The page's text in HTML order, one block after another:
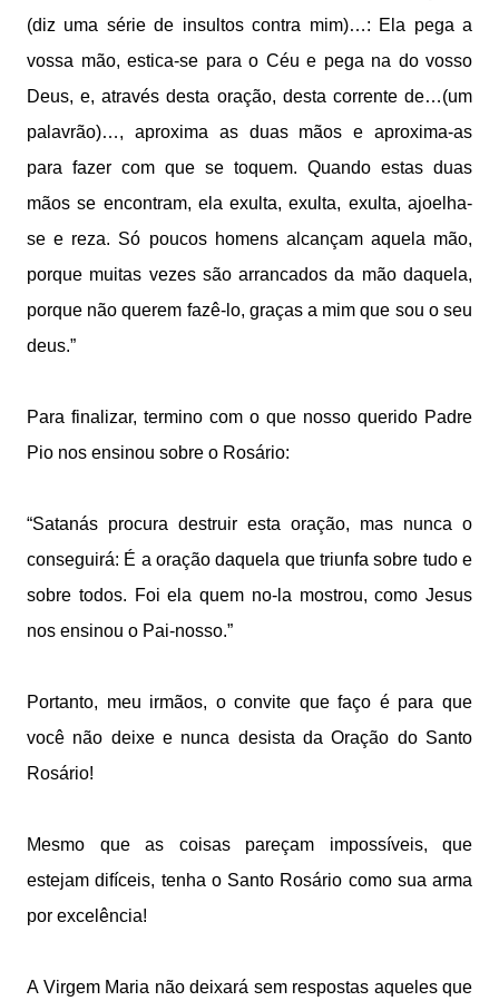
(diz uma série de insultos contra mim)…: Ela pega a
vossa mão, estica-se para o Céu e pega na do vosso
Deus, e, através desta oração, desta corrente de…(um
palavrão)…, aproxima as duas mãos e aproxima-as
para fazer com que se toquem. Quando estas duas
mãos se encontram, ela exulta, exulta, exulta, ajoelha-
se e reza. Só poucos homens alcançam aquela mão,
porque muitas vezes são arrancados da mão daquela,
porque não querem fazê-lo, graças a mim que sou o seu
deus.”
Para finalizar, termino com o que nosso querido Padre
Pio nos ensinou sobre o Rosário:
“Satanás procura destruir esta oração, mas nunca o
conseguirá: É a oração daquela que triunfa sobre tudo e
sobre todos. Foi ela quem no-la mostrou, como Jesus
nos ensinou o Pai-nosso.”
Portanto, meu irmãos, o convite que faço é para que
você não deixe e nunca desista da Oração do Santo
Rosário!
Mesmo que as coisas pareçam impossíveis, que
estejam difíceis, tenha o Santo Rosário como sua arma
por excelência!
A Virgem Maria não deixará sem respostas aqueles que